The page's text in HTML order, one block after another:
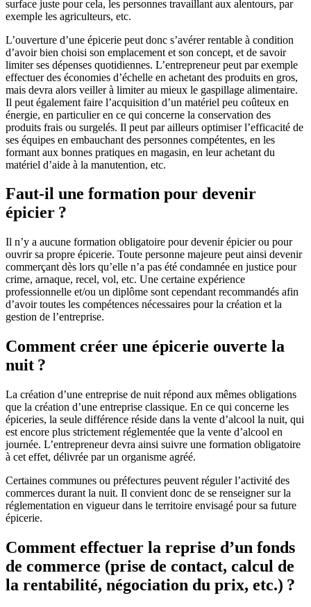
surface juste pour cela, les personnes travaillant aux alentours, par
exemple les agriculteurs, etc.
L’ouverture d’une épicerie peut donc s’avérer rentable à condition
d’avoir bien choisi son emplacement et son concept, et de savoir
limiter ses dépenses quotidiennes. L’entrepreneur peut par exemple
effectuer des économies d’échelle en achetant des produits en gros,
mais devra alors veiller à limiter au mieux le gaspillage alimentaire.
Il peut également faire l’acquisition d’un matériel peu coûteux en
énergie, en particulier en ce qui concerne la conservation des
produits frais ou surgelés. Il peut par ailleurs optimiser l’efficacité de
ses équipes en embauchant des personnes compétentes, en les
formant aux bonnes pratiques en magasin, en leur achetant du
matériel d’aide à la manutention, etc.
Faut-il une formation pour devenir
épicier ?
Il n’y a aucune formation obligatoire pour devenir épicier ou pour
ouvrir sa propre épicerie. Toute personne majeure peut ainsi devenir
commerçant dès lors qu’elle n’a pas été condamnée en justice pour
crime, arnaque, recel, vol, etc. Une certaine expérience
professionnelle et/ou un diplôme sont cependant recommandés afin
d’avoir toutes les compétences nécessaires pour la création et la
gestion de l’entreprise.
Comment créer une épicerie ouverte la
nuit ?
La création d’une entreprise de nuit répond aux mêmes obligations
que la création d’une entreprise classique. En ce qui concerne les
épiceries, la seule différence réside dans la vente d’alcool la nuit, qui
est encore plus strictement réglementée que la vente d’alcool en
journée. L’entrepreneur devra ainsi suivre une formation obligatoire
à cet effet, délivrée par un organisme agréé.
Certaines communes ou préfectures peuvent réguler l’activité des
commerces durant la nuit. Il convient donc de se renseigner sur la
réglementation en vigueur dans le territoire envisagé pour sa future
épicerie.
Comment effectuer la reprise d’un fonds
de commerce (prise de contact, calcul de
la rentabilité, négociation du prix, etc.) ?